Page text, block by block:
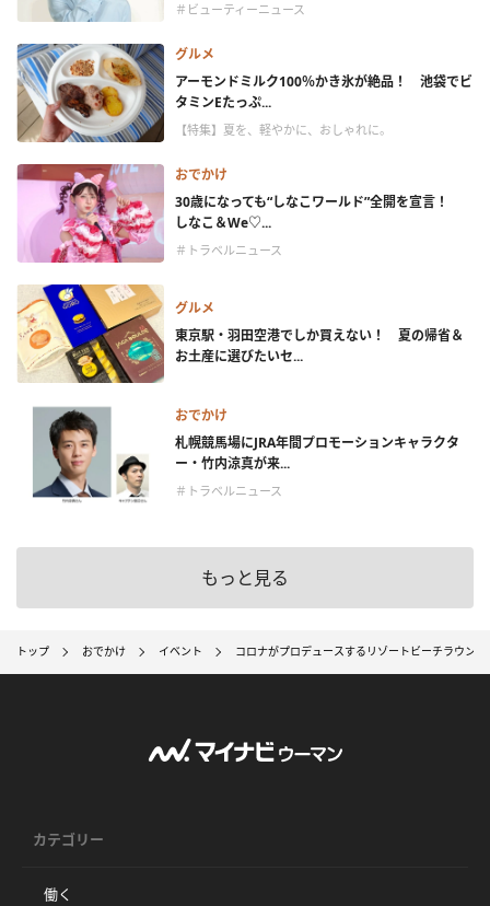
＃ビューティーニュース
グルメ
アーモンドミルク100％かき氷が絶品！ 池袋でビ
タミンEたっぷ...
【特集】夏を、軽やかに、おしゃれに。
おでかけ
30歳になっても“しなこワールド”全開を宣言！
しなこ＆We♡...
＃トラベルニュース
グルメ
東京駅・羽田空港でしか買えない！ 夏の帰省＆
お土産に選びたいセ...
おでかけ
札幌競馬場にJRA年間プロモーションキャラクタ
ー・竹内涼真が来...
＃トラベルニュース
もっと見る
トップ おでかけ イベント コロナがプロデュースするリゾートビーチラウン
カテゴリー
働く